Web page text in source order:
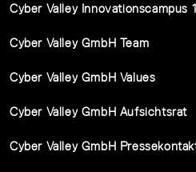
Cyber Valley Innovationscampus
Cyber Valley GmbH Team
Cyber Valley GmbH Values
Cyber Valley GmbH Aufsichtsrat
Cyber Valley GmbH